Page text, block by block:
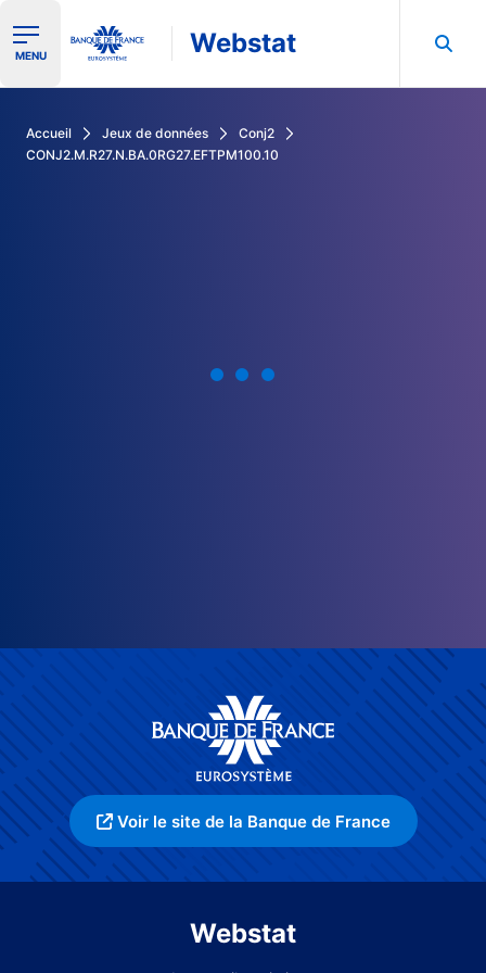
Ouvrir le menu de navigation
MENU Webstat
Accueil Jeux de données
Conj2
CONJ2.M.R27.N.BA.0RG27.EFTPM100.10
Voir le site de la Banque de France
Webstat